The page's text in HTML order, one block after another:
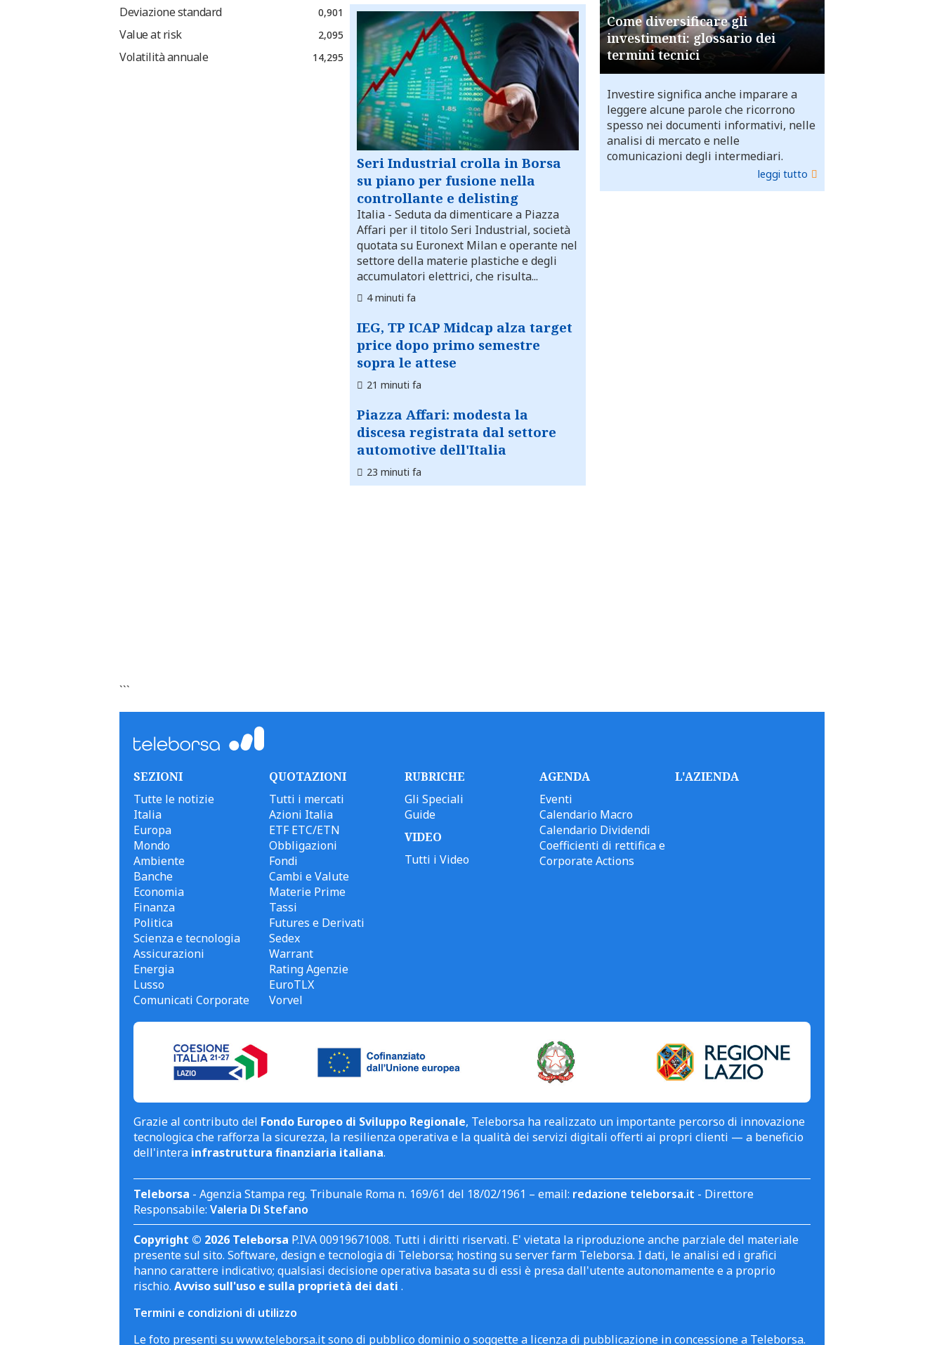
Deviazione standard
0,901
Value at risk 2,095
Volatilità annuale 14,295
Seri Industrial crolla in Borsa
su piano per fusione nella
controllante e delisting
Italia - Seduta da dimenticare a Piazza
Affari per il titolo Seri Industrial, società
quotata su Euronext Milan e operante nel
settore della materie plastiche e degli
accumulatori elettrici, che risulta...
4 minuti fa
IEG, TP ICAP Midcap alza target
price dopo primo semestre
sopra le attese
21 minuti fa
Piazza Affari: modesta la
discesa registrata dal settore
automotive dell'Italia
23 minuti fa
```
Come diversificare gli
investimenti: glossario dei
termini tecnici
Investire significa anche imparare a
leggere alcune parole che ricorrono
spesso nei documenti informativi, nelle
analisi di mercato e nelle
comunicazioni degli intermediari.
leggi tutto
SEZIONI
Tutte le notizie
Italia
Europa
Mondo
Ambiente
Banche
Economia
Finanza
Politica
Scienza e tecnologia
Assicurazioni
Energia
Lusso
Comunicati Corporate
QUOTAZIONI
Tutti i mercati
Azioni Italia
ETF ETC/ETN
Obbligazioni
Fondi
Cambi e Valute
Materie Prime
Tassi
Futures e Derivati
Sedex
Warrant
Rating Agenzie
EuroTLX
Vorvel
RUBRICHE
Gli Speciali
Guide
VIDEO
Tutti i Video
AGENDA
Eventi
Calendario Macro
Calendario Dividendi
Coefficienti di rettifica e
Corporate Actions
L'AZIENDA
Grazie al contributo del Fondo Europeo di Sviluppo Regionale, Teleborsa ha realizzato un importante percorso di innovazione
tecnologica che rafforza la sicurezza, la resilienza operativa e la qualità dei servizi digitali offerti ai propri clienti — a beneficio
dell'intera infrastruttura finanziaria italiana.
Teleborsa - Agenzia Stampa reg. Tribunale Roma n. 169/61 del 18/02/1961 – email: redazione teleborsa.it - Direttore
Responsabile: Valeria Di Stefano
Copyright © 2026 Teleborsa P.IVA 00919671008. Tutti i diritti riservati. E' vietata la riproduzione anche parziale del materiale
presente sul sito. Software, design e tecnologia di Teleborsa; hosting su server farm Teleborsa. I dati, le analisi ed i grafici
hanno carattere indicativo; qualsiasi decisione operativa basata su di essi è presa dall'utente autonomamente e a proprio
rischio. Avviso sull'uso e sulla proprietà dei dati .
Termini e condizioni di utilizzo
Le foto presenti su www.teleborsa.it sono di pubblico dominio o soggette a licenza di pubblicazione in concessione a Teleborsa.